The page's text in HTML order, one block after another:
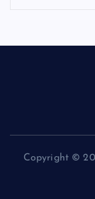
Copyright ©